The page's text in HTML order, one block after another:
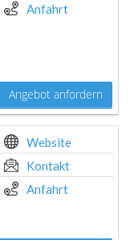
Anfahrt
Angebot anfordern
Website
Kontakt
Anfahrt